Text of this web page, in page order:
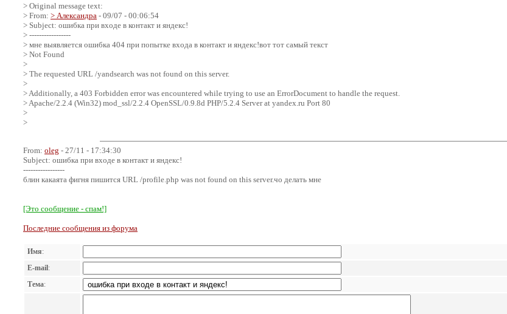
> Original message text:
> From: > Александра - 09/07 - 00:06:54
> Subject: ошибка при входе в контакт и яндекс!
> -----------------
> мне выявляется ошибка 404 при попытке входа в контакт и яндекс!вот тот самый текст
> Not Found
>
> The requested URL /yandsearch was not found on this server.
>
> Additionally, a 403 Forbidden error was encountered while trying to use an ErrorDocument to handle the request.
> Apache/2.2.4 (Win32) mod_ssl/2.2.4 OpenSSL/0.9.8d PHP/5.2.4 Server at yandex.ru Port 80
>
>
From: oleg - 27/11 - 17:34:30
Subject: ошибка при входе в контакт и яндекс!
-----------------
блин какаята фигня пишится URL /profile.php was not found on this server.чо делать мне
[Это сообщение - спам!]
Последние сообщения из форума
Имя:
E-mail:
Тема: